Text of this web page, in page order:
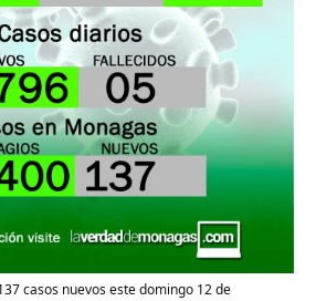
casos nuevos este domingo 12 de